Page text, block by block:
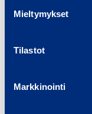
Mieltymykset
Tilastot
Markkinointi